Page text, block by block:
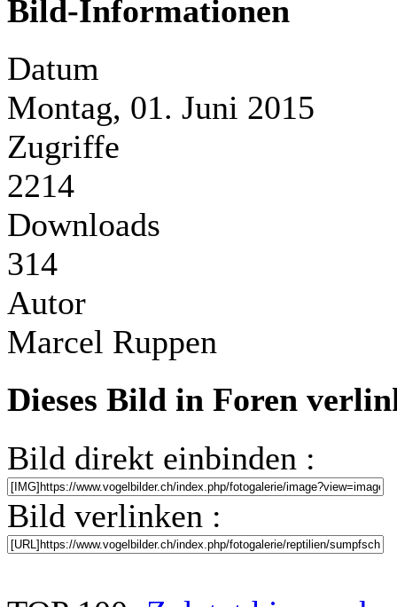
Bild-Informationen
Datum
Montag, 01. Juni 2015
Zugriffe
2214
Downloads
314
Autor
Marcel Ruppen
Dieses Bild in Foren
Bild direkt einbinden :
Bild verlinken :